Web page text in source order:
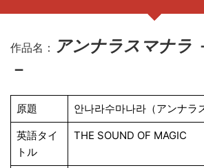
作品名： アンナラスマナラ
－
原題 안나라수마나라（アンナラ
英語タイ
トル
THE SOUND OF MAGIC